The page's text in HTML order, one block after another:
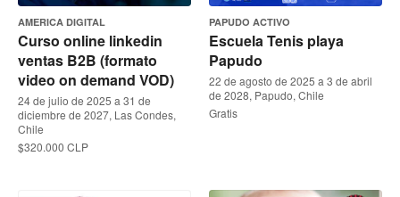
AMERICA DIGITAL
Curso online linkedin
ventas B2B (formato
video on demand VOD)
24 de julio de 2025 a 31 de
diciembre de 2027, Las Condes,
Chile
$320.000 CLP
PAPUDO ACTIVO
Escuela Tenis playa
Papudo
22 de agosto de 2025 a 3 de abril
de 2028, Papudo, Chile
Gratis